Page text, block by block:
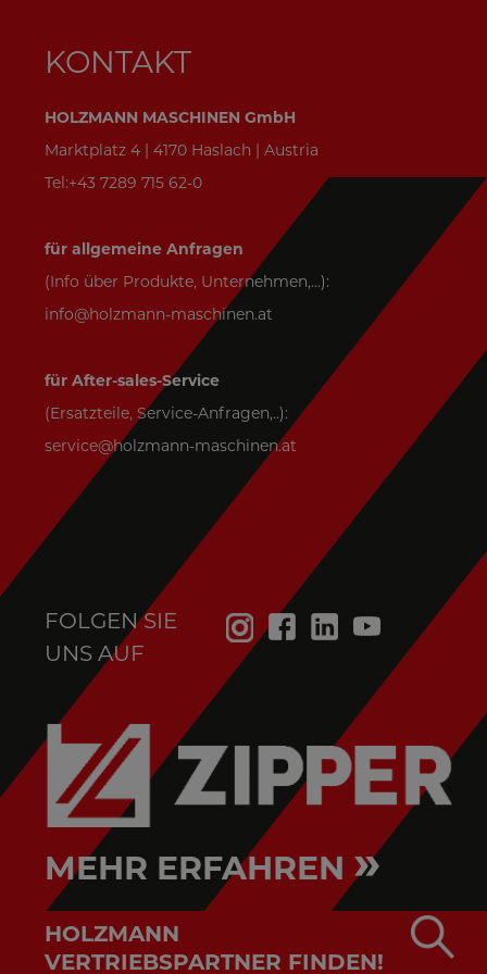
KONTAKT
HOLZMANN MASCHINEN GmbH
Marktplatz 4 | 4170 Haslach | Austria
Tel:+43 7289 715 62-0
für allgemeine Anfragen
(Info über Produkte, Unternehmen,...):
info@holzmann-maschinen.at
für After-sales-Service
(Ersatzteile, Service-Anfragen,..):
service@holzmann-maschinen.at
FOLGEN SIE
UNS AUF
MEHR ERFAHREN »
HOLZMANN
VERTRIEBSPARTNER FINDEN!